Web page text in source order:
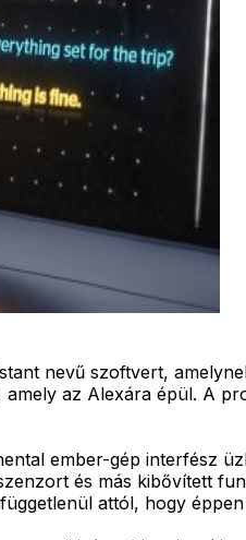
nevű szoftvert,
az Alexára épül. A
ember-gép interfész
és más kibővített
attól, hogy